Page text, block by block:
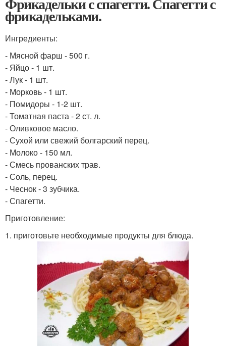
фрикадельками.
Ингредиенты:
- Мясной фарш - 500 г.
- Яйцо - 1 шт.
- Лук - 1 шт.
- Морковь - 1 шт.
- Помидоры - 1-2 шт.
- Томатная паста - 2 ст. л.
- Оливковое масло.
- Сухой или свежий болгарский перец.
- Молоко - 150 мл.
- Смесь прованских трав.
- Соль, перец.
- Чеснок - 3 зубчика.
- Спагетти.
Приготовление:
1. приготовьте необходимые продукты для блюда.